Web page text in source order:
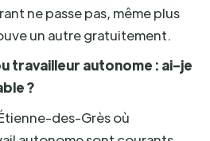
ne passe pas, même plus
un autre gratuitement.
travailleur autonome : ai-je
?
des-Grès où